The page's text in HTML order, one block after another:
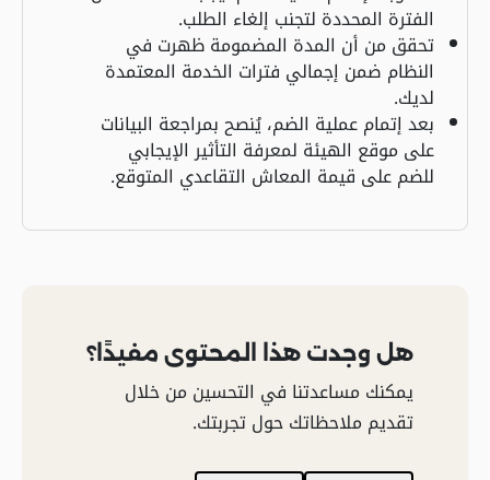
الفترة المحددة لتجنب إلغاء الطلب.
تحقق من أن المدة المضمومة ظهرت في
النظام ضمن إجمالي فترات الخدمة المعتمدة
لديك.
بعد إتمام عملية الضم، يُنصح بمراجعة البيانات
على موقع الهيئة لمعرفة التأثير الإيجابي
للضم على قيمة المعاش التقاعدي المتوقع.
هل وجدت هذا المحتوى مفيدًا؟
يمكنك مساعدتنا في التحسين من خلال
تقديم ملاحظاتك حول تجربتك.